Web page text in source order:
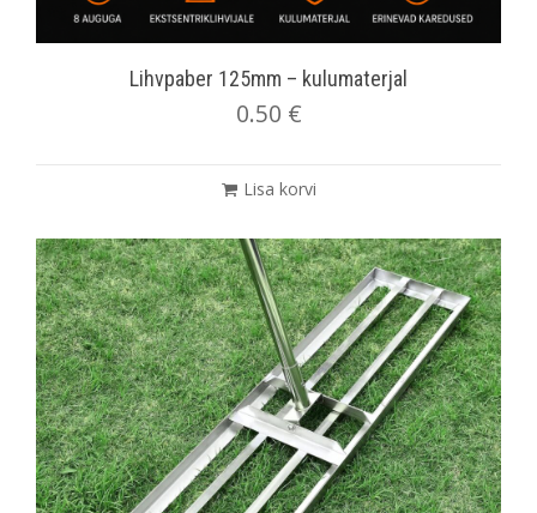
Lihvpaber 125mm – kulumaterjal
0.50 €
Lisa korvi